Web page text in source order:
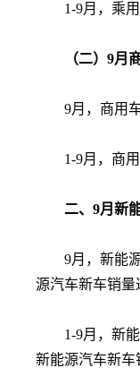
1-9月，乘
（二）9月
9月，商用
1-9月，商
二、9月新
9月，新能
源汽车新车销量
1-9月，新
新能源汽车新车